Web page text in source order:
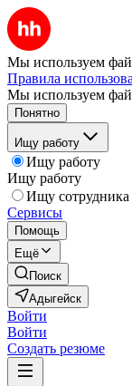
Мы используем
Правила
Мы используем
Понятно
Ищу работу
Ищу работу
Ищу работу
Ищу сотрудника
Сервисы
Помощь
Ещё
Поиск
Адыгейск
Войти
Войти
Создать резюме